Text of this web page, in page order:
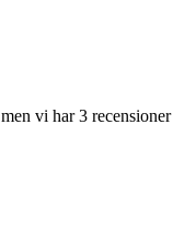
vi har 3 recensioner